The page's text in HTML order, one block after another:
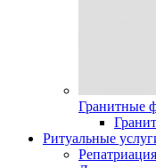
Гранитные
Ритуальные